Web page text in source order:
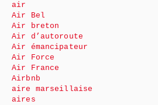
air
Air Bel
Air breton
Air d’autoroute
Air émancipateur
Air Force
Air France
Airbnb
aire marseillaise
aires